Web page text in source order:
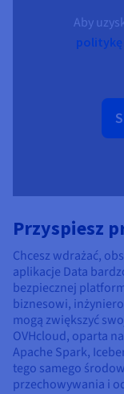
Przyspiesz
Chcesz wdrażać,
aplikacje Data
bezpiecznej
biznesowi,
mogą zwiększyć
OVHcloud, oparta
Apache Spark,
tego samego
przechowywania i
Aby
politykę